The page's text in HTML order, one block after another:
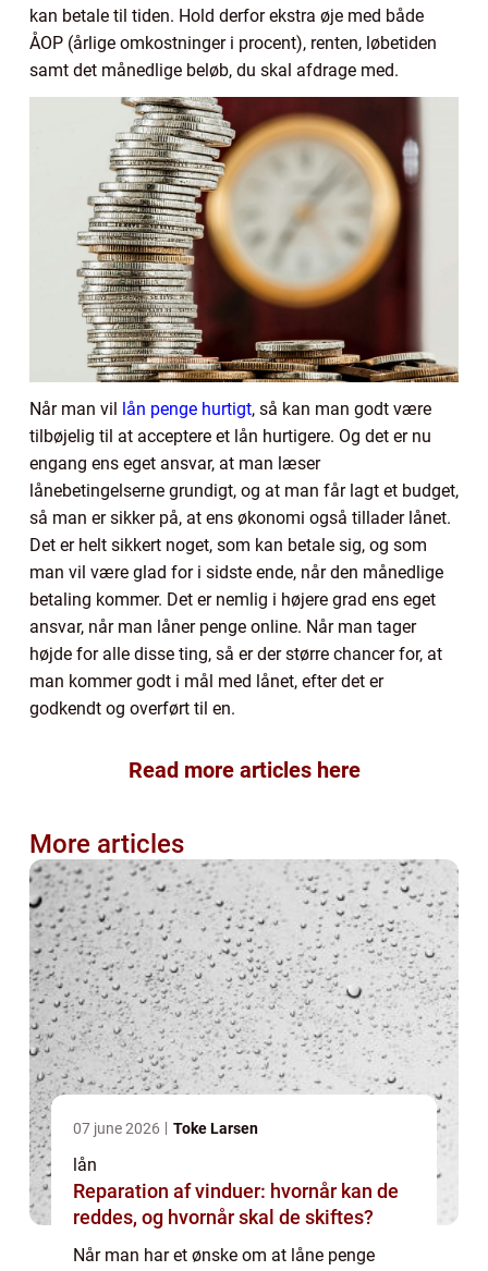
kan betale til tiden. Hold derfor ekstra øje med både
ÅOP (årlige omkostninger i procent), renten, løbetiden
samt det månedlige beløb, du skal afdrage med.
Når man vil lån penge hurtigt, så kan man godt være
tilbøjelig til at acceptere et lån hurtigere. Og det er nu
engang ens eget ansvar, at man læser
lånebetingelserne grundigt, og at man får lagt et budget,
så man er sikker på, at ens økonomi også tillader lånet.
Det er helt sikkert noget, som kan betale sig, og som
man vil være glad for i sidste ende, når den månedlige
betaling kommer. Det er nemlig i højere grad ens eget
ansvar, når man låner penge online. Når man tager
højde for alle disse ting, så er der større chancer for, at
man kommer godt i mål med lånet, efter det er
godkendt og overført til en.
Read more articles here
More articles
07 june 2026 Toke Larsen
lån
Reparation af vinduer: hvornår kan de
reddes, og hvornår skal de skiftes?
Når man har et ønske om at låne penge